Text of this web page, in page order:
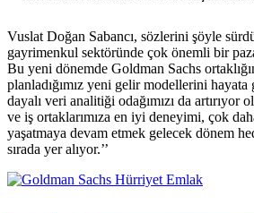
Vuslat Doğan Sabancı, sözlerini şöyle
gayrimenkul sektöründe çok önemli bir
Bu yeni dönemde Goldman Sachs
planladığımız yeni gelir modellerini
dayalı veri analitiği odağımızı da artırıyor
ve iş ortaklarımıza en iyi deneyimi, çok
yaşatmaya devam etmek gelecek dönem
sırada yer alıyor.’’